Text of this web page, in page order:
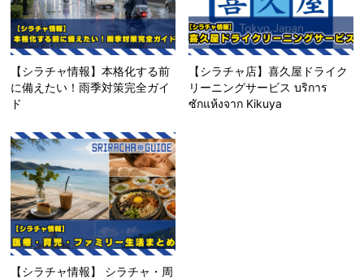
【シラチャ情報】本格化する前
に備えたい！雨季対策完全ガイ
ド
【シラチャ店】喜久屋ドライク
リーニングサービス บริการ
ซักแห้งจาก Kikuya
【シラチャ情報】 シラチャ・周